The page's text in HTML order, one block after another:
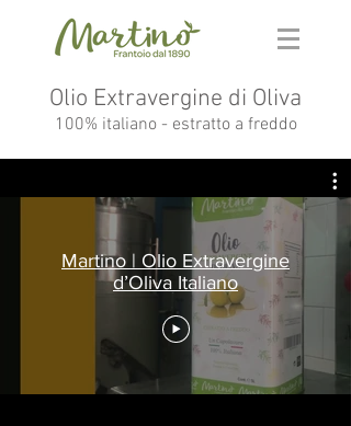
Olio Extravergine di Oliva
100% italiano - estratto a freddo
Martino | Olio Extravergine
d’Oliva Italiano